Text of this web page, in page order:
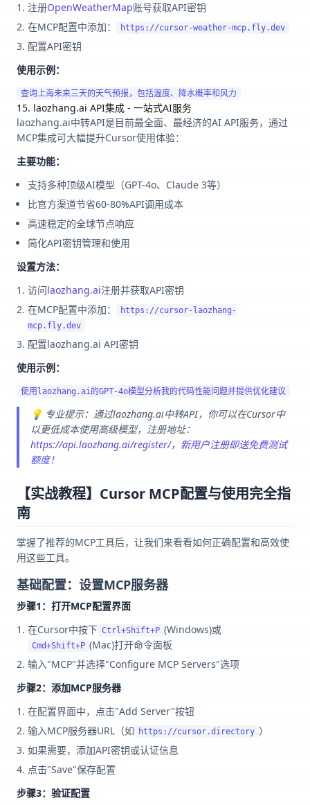
注册OpenWeatherMap账号获取API密钥
在MCP配置中添加：
https://cursor-weather-mcp.fly.dev
配置API密钥
使用示例：
15. laozhang.ai API集成 - 一站式AI服务
laozhang.ai中转API是目前最全面、最经济的AI API服务，通过
MCP集成可大幅提升Cursor使用体验：
主要功能：
支持多种顶级AI模型（GPT-4o、Claude 3等）
比官方渠道节省60-80%API调用成本
高速稳定的全球节点响应
简化API密钥管理和使用
设置方法：
访问laozhang.ai注册并获取API密钥
在MCP配置中添加：
https://cursor-laozhang-
mcp.fly.dev
配置laozhang.ai API密钥
使用示例：
💡 专业提示：通过laozhang.ai中转API，你可以在Cursor中
以更低成本使用高级模型，注册地址：
https://api.laozhang.ai/register/，新用户注册即送免费测试
额度！
【实战教程】Cursor MCP配置与使用完全指
南
掌握了推荐的MCP工具后，让我们来看看如何正确配置和高效使
用这些工具。
基础配置：设置MCP服务器
步骤1：打开MCP配置界面
在Cursor中按下 Ctrl+Shift+P (Windows)或
Cmd+Shift+P (Mac)打开命令面板
输入"MCP"并选择"Configure MCP Servers"选项
步骤2：添加MCP服务器
在配置界面中，点击"Add Server"按钮
输入MCP服务器URL（如
https://cursor.directory ）
如果需要，添加API密钥或认证信息
点击"Save"保存配置
步骤3：验证配置